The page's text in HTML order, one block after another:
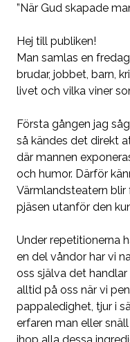
”När Gud skapade
Hej till publiken!
Man samlas en
brudar, jobbet, barn,
livet och vilka viner
Första gången jag
så kändes det direkt
där mannen
och humor. Därför
Värmlandsteatern
pjäsen utanför den
Under repetitionerna
en del våndor har vi
oss själva det
alltid på oss när vi
pappaledighet, tjur i
erfaren man eller